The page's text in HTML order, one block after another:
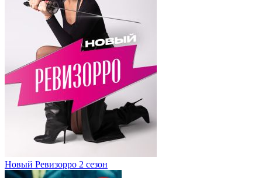
Новый Ревизорро 2 сезон